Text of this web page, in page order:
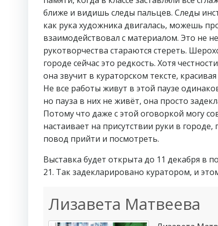
ближе и видишь следы пальцев. Следы
как рука художника двигалась, можешь
взаимодействовал с материалом. Это не
рукотворчества стараются стереть.
городе сейчас это редкость. Хотя
она звучит в кураторском тексте,
Не все работы живут в этой паузе
но пауза в них не живёт, она просто
Потому что даже с этой оговоркой могу
настаивает на присутствии руки в
повод прийти и посмотреть.
Выставка будет открыта до 11 декабря в
21. Так задекларировано куратором, и
Лизавета Матвеева